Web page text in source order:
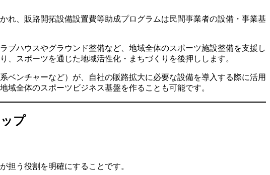
れ、販路開拓設備設置費等助成プログラムは民間事業者の設備・事業基
ハウスやグラウンド整備など、地域全体のスポーツ施設整備を支援し
スポーツを通じた地域活性化・まちづくりを後押しします。
ンチャーなど）が、自社の販路拡大に必要な設備を導入する際に活用
全体のスポーツビジネス基盤を作ることも可能です。
プ
担う役割を明確にすることです。